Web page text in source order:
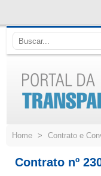
conteúdo
Home > Contrato e
Contrato nº